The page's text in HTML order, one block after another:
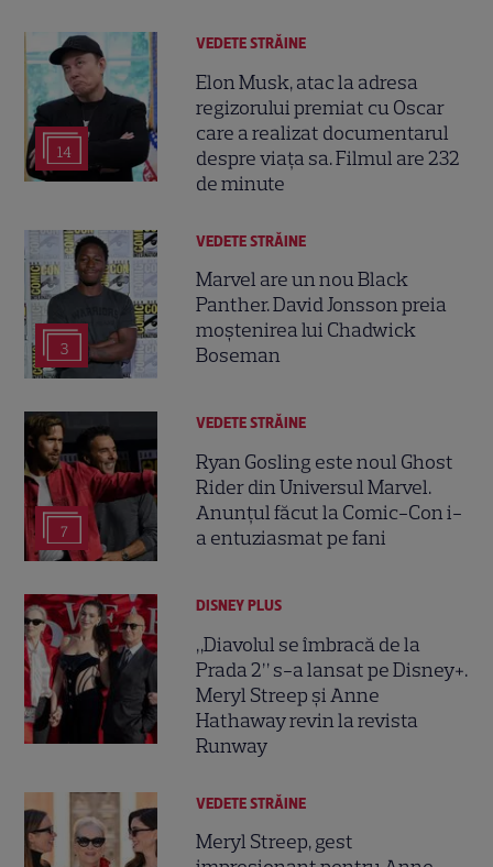
14
VEDETE STRĂINE
Elon Musk, atac la adresa
regizorului premiat cu Oscar
care a realizat documentarul
despre viața sa. Filmul are 232
de minute
3
VEDETE STRĂINE
Marvel are un nou Black
Panther. David Jonsson preia
moștenirea lui Chadwick
Boseman
7
VEDETE STRĂINE
Ryan Gosling este noul Ghost
Rider din Universul Marvel.
Anunțul făcut la Comic-Con i-
a entuziasmat pe fani
DISNEY PLUS
„Diavolul se îmbracă de la
Prada 2” s-a lansat pe Disney+.
Meryl Streep și Anne
Hathaway revin la revista
Runway
VEDETE STRĂINE
Meryl Streep, gest